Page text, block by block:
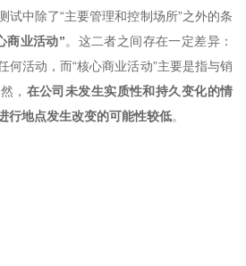
试中除了“主要管理和控制场所”之外的条
商业活动”。这二者之间存在一定差异：
何活动，而“核心商业活动”主要是指与销
， 在公司未发生实质性和持久变化的情
行地点发生改变的可能性较低。